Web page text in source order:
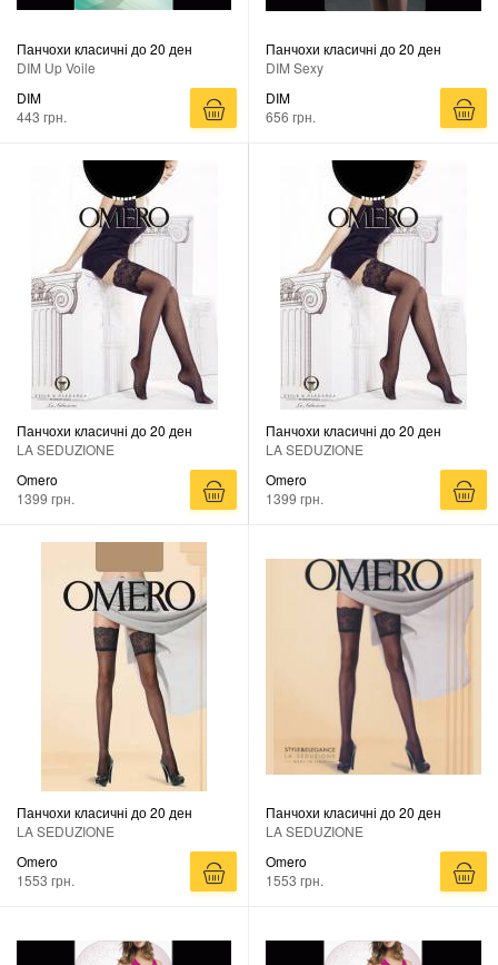
Панчохи класичні до 20 ден
DIM Up Voile
DIM
443 грн.
Панчохи класичні до 20 ден
DIM Sexy
DIM
656 грн.
Панчохи класичні до 20 ден
LA SEDUZIONE
Omero
1399 грн.
Панчохи класичні до 20 ден
LA SEDUZIONE
Omero
1399 грн.
Панчохи класичні до 20 ден
LA SEDUZIONE
Omero
1553 грн.
Панчохи класичні до 20 ден
LA SEDUZIONE
Omero
1553 грн.